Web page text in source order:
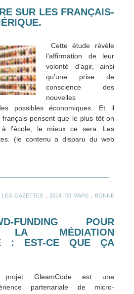
SUR LES FRANÇAIS-
Cette étude révèle
l’affirmation de leur
volonté d’agir, ainsi
qu’une prise de
conscience des
nouvelles
possibles économiques. Et il
pensent que le plus tôt on
l’école, le mieux ce sera. Les
(le contenu a disparu du web
LES GAZETTES 2014, 03 MARS
BONNE
FUNDING POUR
LA MÉDIATION
: EST-CE QUE ÇA
GleamCode est une
partenariale de micro-